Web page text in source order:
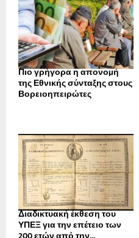
Πιο γρήγορα η απονοµή
της Εθνικής σύνταξης στους
Βορειοηπειρώτες
Διαδικτυακή έκθεση του
ΥΠΕΞ για την επέτειο των